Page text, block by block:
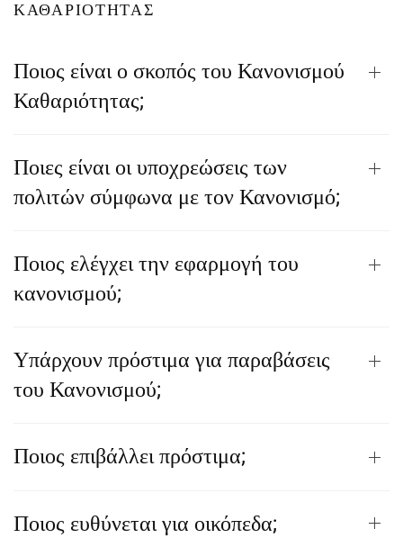
ΚΑΘΑΡΙΌΤΗΤΑΣ
Ποιος είναι ο σκοπός του Κανονισμού
Καθαριότητας;
Ποιες είναι οι υποχρεώσεις των
πολιτών σύμφωνα με τον Κανονισμό;
Ποιος ελέγχει την εφαρμογή του
κανονισμού;
Υπάρχουν πρόστιμα για παραβάσεις
του Κανονισμού;
Ποιος επιβάλλει πρόστιμα;
Ποιος ευθύνεται για οικόπεδα;